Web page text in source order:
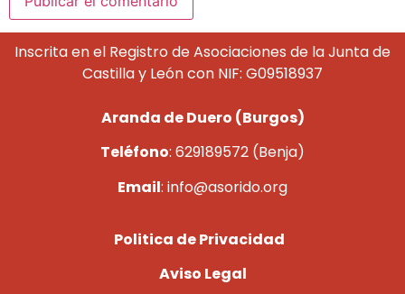
Inscrita en el Registro de Asociaciones de la Junta de
Castilla y León con NIF: G09518937
Aranda de Duero (Burgos)
Teléfono: 629189572 (Benja)
Email: info@asorido.org
Politica de Privacidad
Aviso Legal